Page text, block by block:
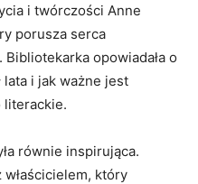
i twórczości Anne
⁢porusza serca
opowiadała o
i‌ jak ważne jest⁢
literackie.
równie inspirująca.
właścicielem, który